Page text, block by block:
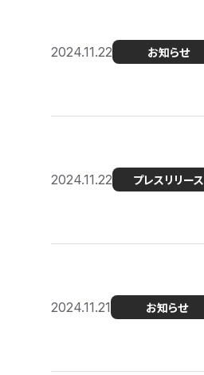
2024.11.22 お知らせ
2024.11.22 プレスリリース
2024.11.21 お知らせ